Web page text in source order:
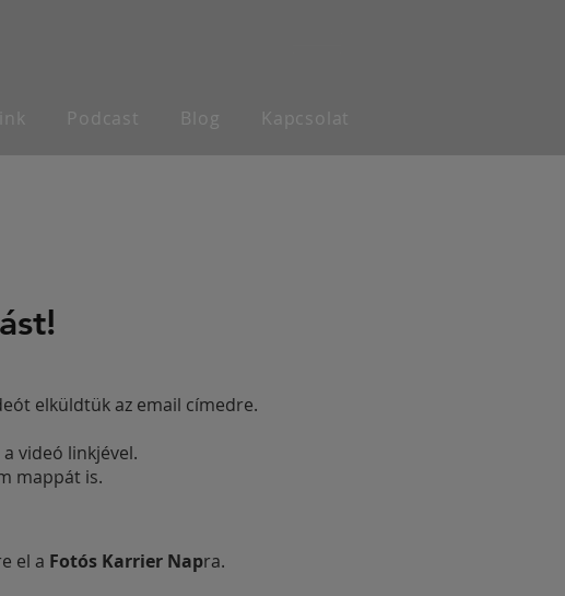
Podcast Blog Kapcsolat
elküldtük az email címedre.
videó linkjével.
mappát is.
el a Fotós Karrier Napra.